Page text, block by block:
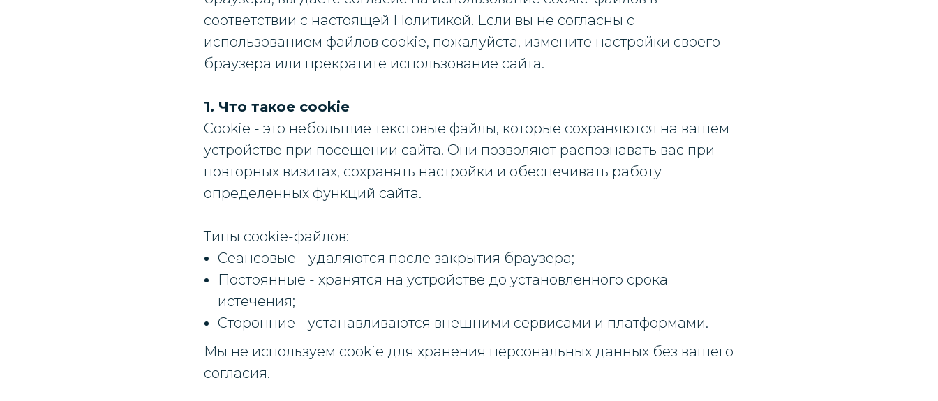
соответствии с настоящей Политикой. Если вы не согласны с
использованием файлов cookie, пожалуйста, измените настройки своего
браузера или прекратите использование сайта.
1. Что такое cookie
Cookie - это небольшие текстовые файлы, которые сохраняются на вашем
устройстве при посещении сайта. Они позволяют распознавать вас при
повторных визитах, сохранять настройки и обеспечивать работу
определённых функций сайта.
Типы cookie-файлов:
Сеансовые - удаляются после закрытия браузера;
Постоянные - хранятся на устройстве до установленного срока
истечения;
Сторонние - устанавливаются внешними сервисами и платформами.
Мы не используем cookie для хранения персональных данных без вашего
согласия.